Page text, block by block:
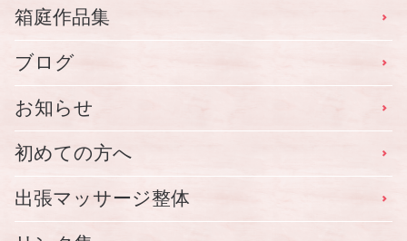
箱庭作品集
ブログ
お知らせ
初めての方へ
出張マッサージ整体